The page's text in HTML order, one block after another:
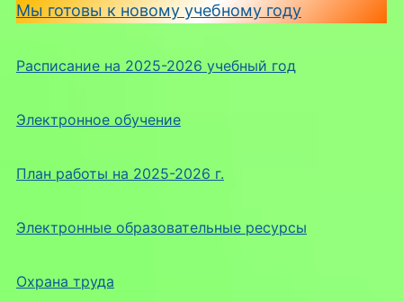
Мы готовы к новому учебному году
Расписание на 2025-2026 учебный год
Электронное обучение
План работы на 2025-2026 г.
Электронные образовательные ресурсы
Охрана труда